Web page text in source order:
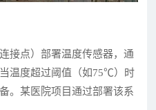
接点）部署温度传感器，通
温度超过阈值（如75℃）时
。某医院项目通过部署该系